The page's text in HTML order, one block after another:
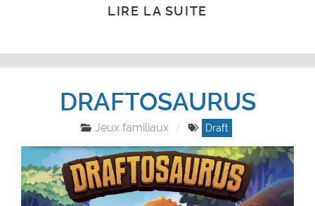
LIRE LA SUITE
DRAFTOSAURUS
Jeux familiaux Draft